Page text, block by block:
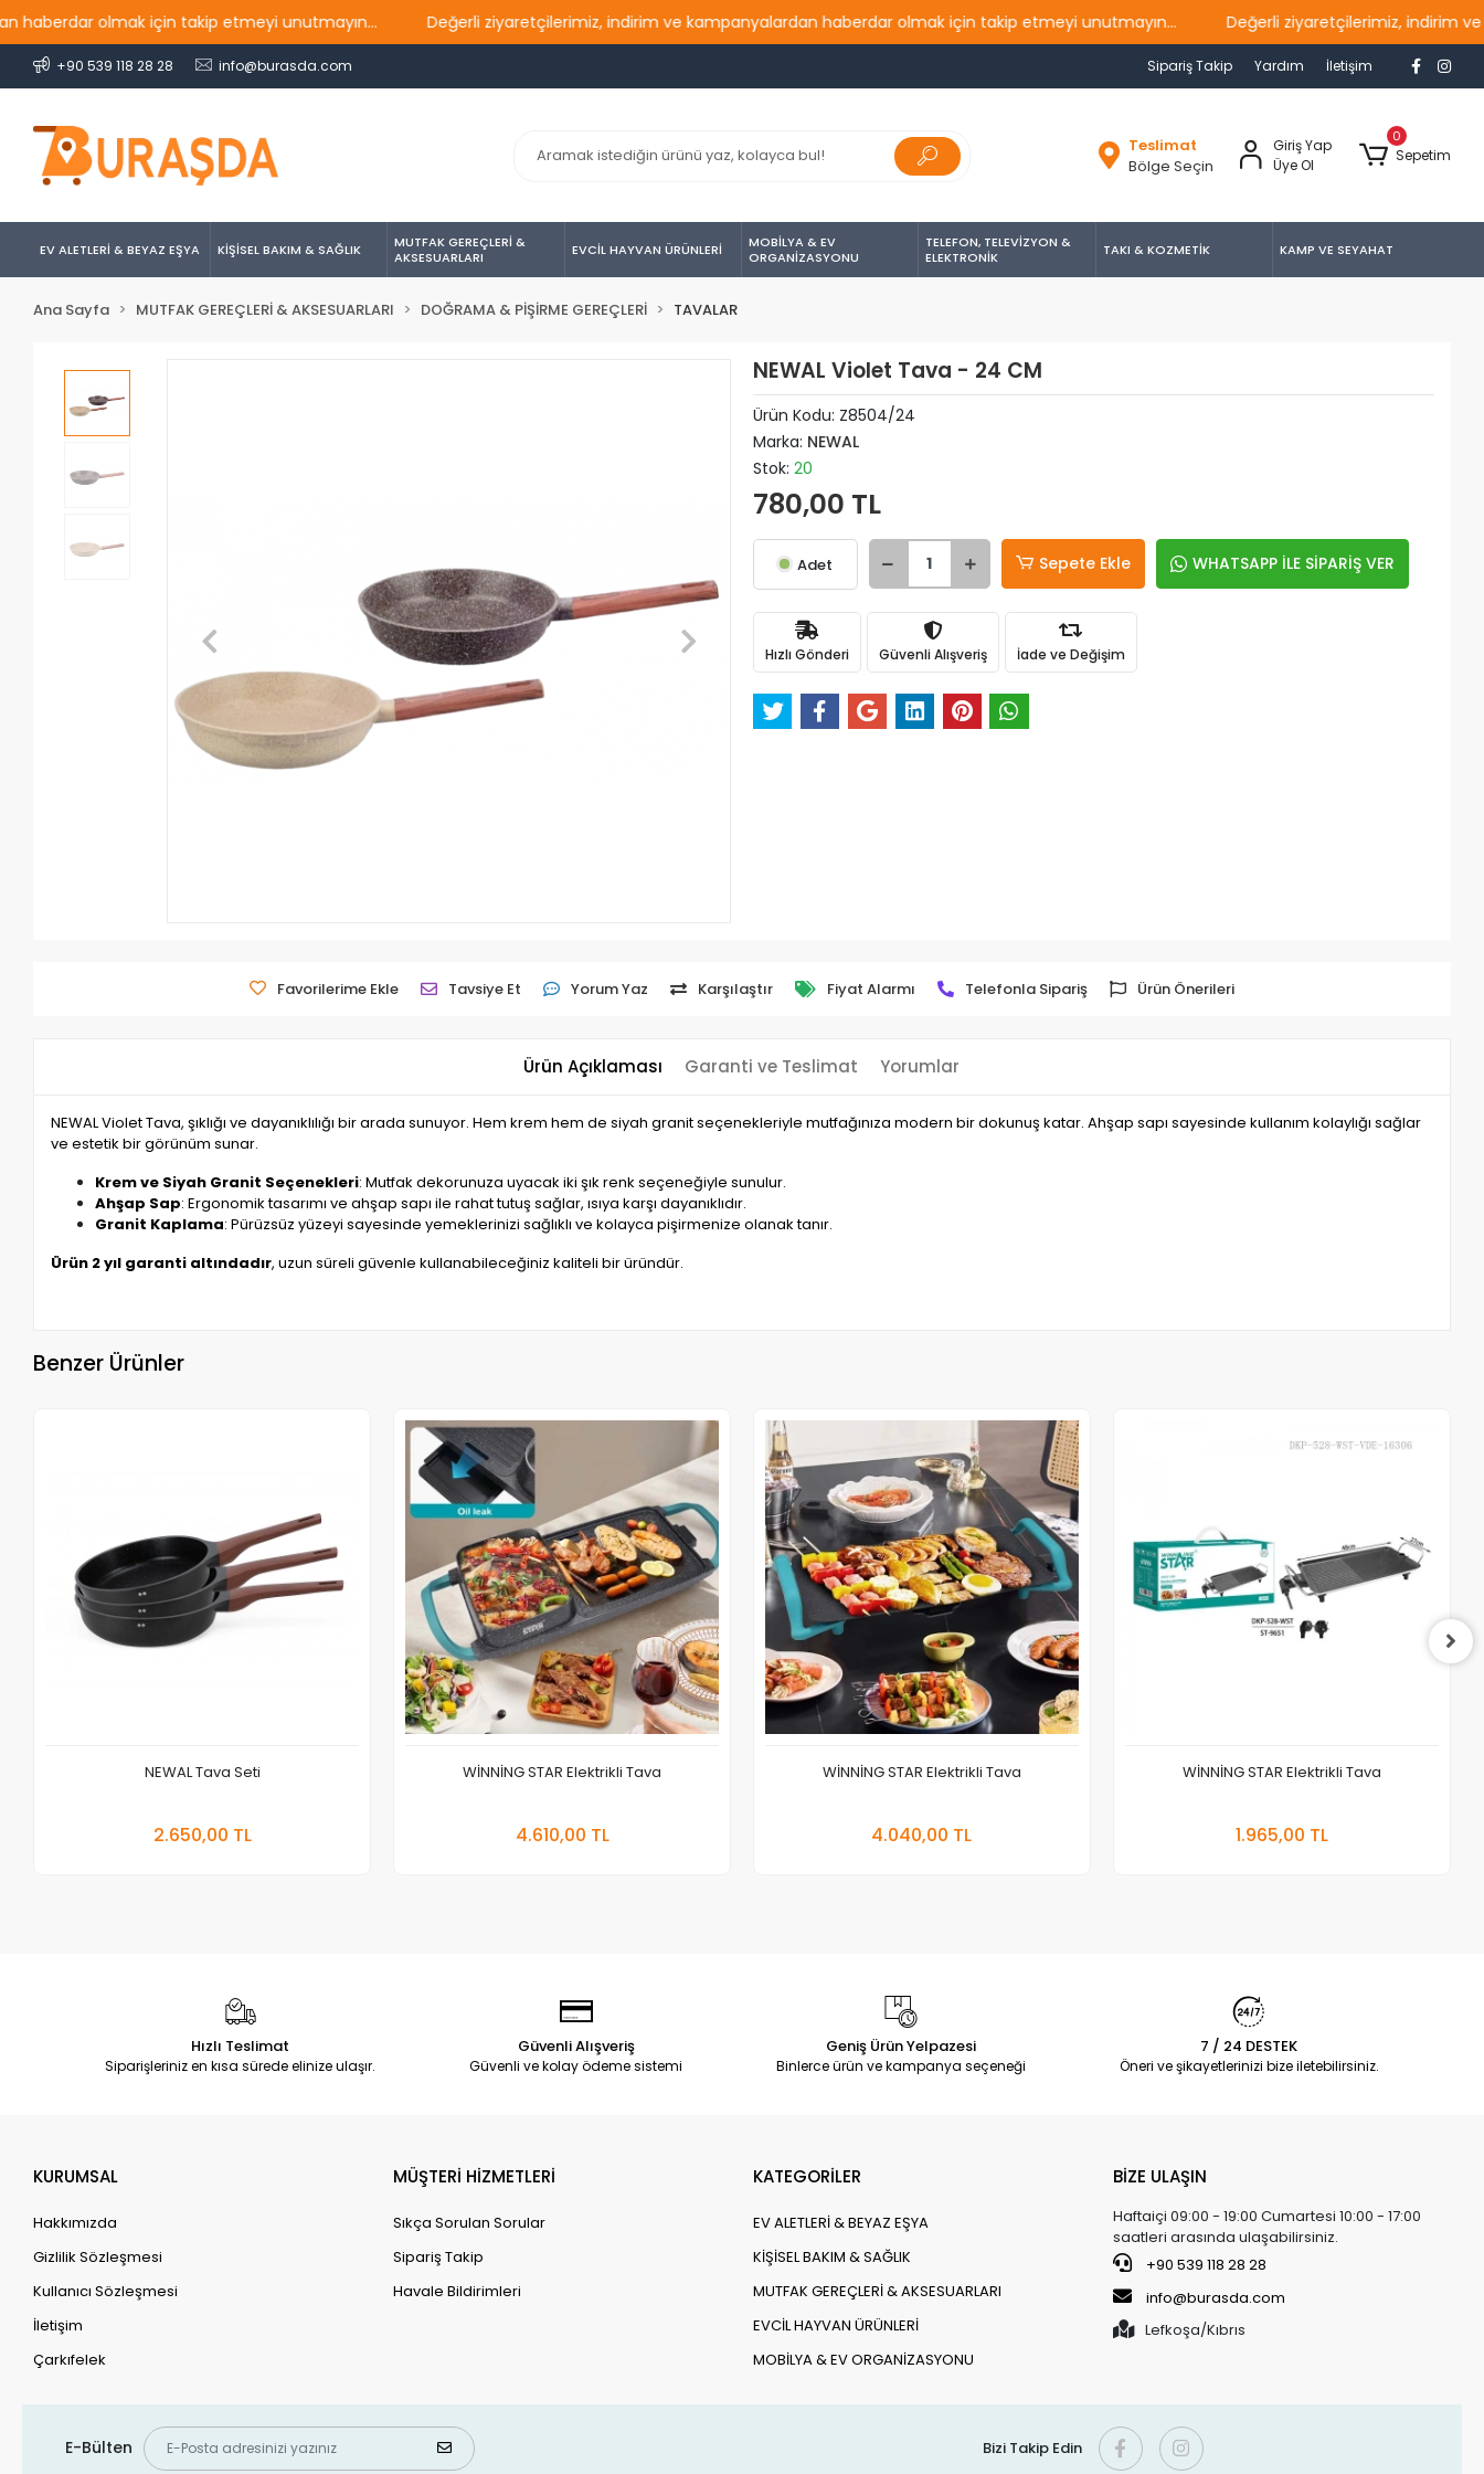
olmak için takip etmeyi unutmayın... Değerli ziyaretçilerimiz, indirim ve kampanyalardan haberdar olmak için takip etmeyi unutmayın... Değerli ziyaretçilerimiz, indirim ve
+90 539 118 28 28 info@burasda.com Sipariş Takip Yardım İletişim
Teslimat
Bölge Seçin
Giriş Yap
Üye Ol
0
Sepetim
EV ALETLERİ & BEYAZ EŞYA KİŞİSEL BAKIM & SAĞLIK
MUTFAK GEREÇLERİ &
AKSESUARLARI
EVCİL HAYVAN ÜRÜNLERİ
MOBİLYA & EV
ORGANİZASYONU
TELEFON, TELEVİZYON &
ELEKTRONİK
TAKI & KOZMETİK KAMP VE SEYAHAT
Ana Sayfa MUTFAK GEREÇLERİ & AKSESUARLARI DOĞRAMA & PİŞİRME GEREÇLERİ TAVALAR
NEWAL Violet Tava - 24 CM
Ürün Kodu: Z8504/24
Marka: NEWAL
Stok: 20
780,00 TL
Adet Sepete Ekle WHATSAPP İLE SİPARİŞ VER
Hızlı Gönderi Güvenli Alışveriş İade ve Değişim
Favorilerime Ekle Tavsiye Et Yorum Yaz Karşılaştır Fiyat Alarmı Telefonla Sipariş Ürün Önerileri
Ürün Açıklaması Garanti ve Teslimat Yorumlar
NEWAL Violet Tava, şıklığı ve dayanıklılığı bir arada sunuyor. Hem krem hem de siyah granit seçenekleriyle mutfağınıza modern bir dokunuş katar. Ahşap sapı sayesinde kullanım kolaylığı sağlar
ve estetik bir görünüm sunar.
Krem ve Siyah Granit Seçenekleri: Mutfak dekorunuza uyacak iki şık renk seçeneğiyle sunulur.
Ahşap Sap: Ergonomik tasarımı ve ahşap sapı ile rahat tutuş sağlar, ısıya karşı dayanıklıdır.
Granit Kaplama: Pürüzsüz yüzeyi sayesinde yemeklerinizi sağlıklı ve kolayca pişirmenize olanak tanır.
Ürün 2 yıl garanti altındadır, uzun süreli güvenle kullanabileceğiniz kaliteli bir üründür.
Benzer Ürünler
NEWAL Tava Seti
2.650,00 TL
WİNNİNG STAR Elektrikli Tava
4.610,00 TL
WİNNİNG STAR Elektrikli Tava
4.040,00 TL
WİNNİNG STAR Elektrikli Tava
1.965,00 TL
Hızlı Teslimat
Siparişleriniz en kısa sürede elinize ulaşır.
Güvenli Alışveriş
Güvenli ve kolay ödeme sistemi
Geniş Ürün Yelpazesi
Binlerce ürün ve kampanya seçeneği
7 / 24 DESTEK
Öneri ve şikayetlerinizi bize iletebilirsiniz.
KURUMSAL
Hakkımızda
Gizlilik Sözleşmesi
Kullanıcı Sözleşmesi
İletişim
Çarkıfelek
MÜŞTERİ HİZMETLERİ
Sıkça Sorulan Sorular
Sipariş Takip
Havale Bildirimleri
KATEGORİLER
EV ALETLERİ & BEYAZ EŞYA
KİŞİSEL BAKIM & SAĞLIK
MUTFAK GEREÇLERİ & AKSESUARLARI
EVCİL HAYVAN ÜRÜNLERİ
MOBİLYA & EV ORGANİZASYONU
BİZE ULAŞIN
Haftaiçi 09:00 - 19:00 Cumartesi 10:00 - 17:00
saatleri arasında ulaşabilirsiniz.
+90 539 118 28 28
info@burasda.com
Lefkoşa/Kıbrıs
E-Bülten Bizi Takip Edin